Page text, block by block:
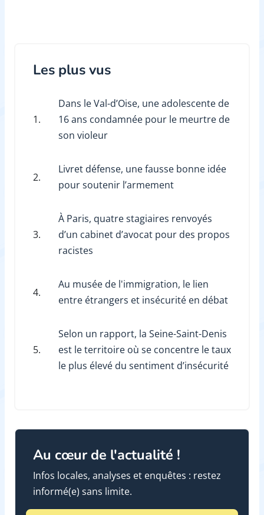
Les plus vus
1.
Dans le Val-d’Oise, une adolescente de
16 ans condamnée pour le meurtre de
son violeur
2.
Livret défense, une fausse bonne idée
pour soutenir l’armement
3.
À Paris, quatre stagiaires renvoyés
d’un cabinet d’avocat pour des propos
racistes
4.
Au musée de l'immigration, le lien
entre étrangers et insécurité en débat
5.
Selon un rapport, la Seine-Saint-Denis
est le territoire où se concentre le taux
le plus élevé du sentiment d’insécurité
Au cœur de l'actualité !
Infos locales, analyses et enquêtes : restez
informé(e) sans limite.